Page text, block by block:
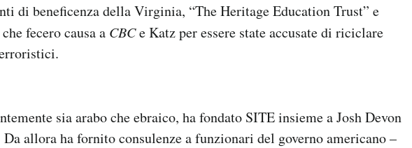
di beneficenza della Virginia, “The Heritage Education Trust” e
fecero causa a CBCe Katz per essere state accusate di riciclare
sia arabo che ebraico, ha fondato SITE insieme a Josh Devon
allora ha fornito consulenze a funzionari del governo americano –